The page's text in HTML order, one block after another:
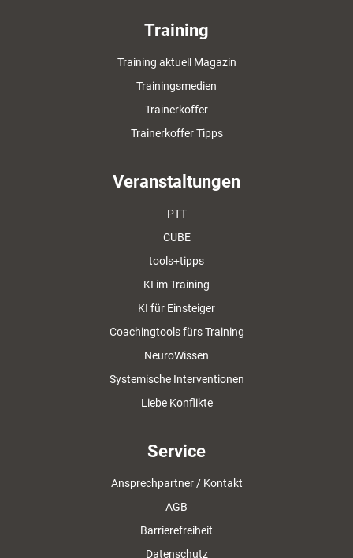
Training
Training aktuell Magazin
Trainingsmedien
Trainerkoffer
Trainerkoffer Tipps
Veranstaltungen
PTT
CUBE
tools+tipps
KI im Training
KI für Einsteiger
Coachingtools fürs Training
NeuroWissen
Systemische Interventionen
Liebe Konflikte
Service
Ansprechpartner / Kontakt
AGB
Barrierefreiheit
Datenschutz